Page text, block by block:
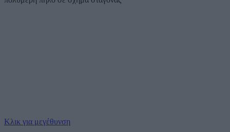
Κλικ για μεγέθυνση